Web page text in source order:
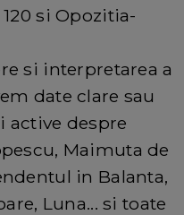
si Opozitia-
si interpretarea a
date clare sau
active despre
Maimuta de
in Balanta,
Luna... si toate